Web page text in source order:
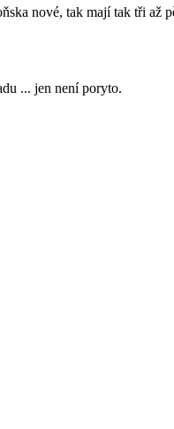
nové, tak mají tak tři až
... jen není poryto.